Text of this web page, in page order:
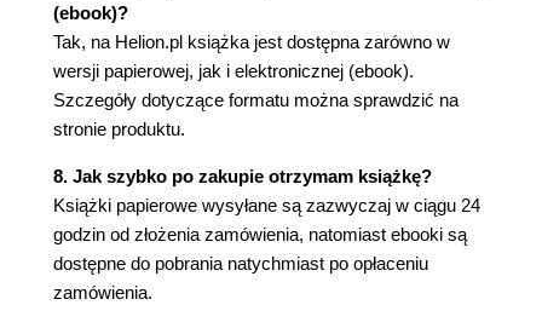
(ebook)?
Tak, na Helion.pl książka jest dostępna zarówno w
wersji papierowej, jak i elektronicznej (ebook).
Szczegóły dotyczące formatu można sprawdzić na
stronie produktu.
8. Jak szybko po zakupie otrzymam książkę?
Książki papierowe wysyłane są zazwyczaj w ciągu 24
godzin od złożenia zamówienia, natomiast ebooki są
dostępne do pobrania natychmiast po opłaceniu
zamówienia.